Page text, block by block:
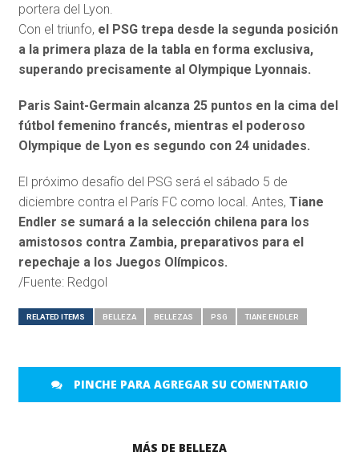
portera del Lyon.
Con el triunfo, el PSG trepa desde la segunda posición
a la primera plaza de la tabla en forma exclusiva,
superando precisamente al Olympique Lyonnais.
Paris Saint-Germain alcanza 25 puntos en la cima del
fútbol femenino francés, mientras el poderoso
Olympique de Lyon es segundo con 24 unidades.
El próximo desafío del PSG será el sábado 5 de
diciembre contra el París FC como local. Antes, Tiane
Endler se sumará a la selección chilena para los
amistosos contra Zambia, preparativos para el
repechaje a los Juegos Olímpicos.
/Fuente: Redgol
RELATED ITEMS BELLEZA BELLEZAS PSG TIANE ENDLER
PINCHE PARA AGREGAR SU COMENTARIO
MÁS DE BELLEZA